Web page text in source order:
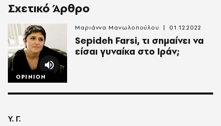
Σχετικό Άρθρο
OPINION
Sepideh Farsi, τι σημαίνει να
είσαι γυναίκα στο Ιράν;
Μαριάννα Μανωλοπούλου 01.12.2022
Υ. Γ.